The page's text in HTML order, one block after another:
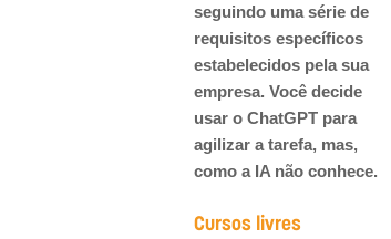
seguindo uma série de
requisitos específicos
estabelecidos pela sua
empresa. Você decide
usar o ChatGPT para
agilizar a tarefa, mas,
como a IA não conhece.
Cursos livres